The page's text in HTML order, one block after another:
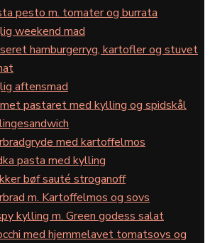
pesto m. tomater og burrata
weekend mad
hamburgerryg, kartofler og stuvet
aftensmad
pastaret med kylling og spidskål
med kartoffelmos
pasta med kylling
bøf sauté stroganoff
m. Kartoffelmos og sovs
kylling m. Green godess salat
med hjemmelavet tomatsovs og